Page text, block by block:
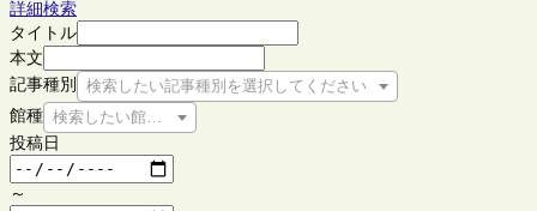
詳細検索
タイトル
本文
記事種別
検索したい記事種別を選択してください
館種 検索したい館種を選択してください
投稿日
～